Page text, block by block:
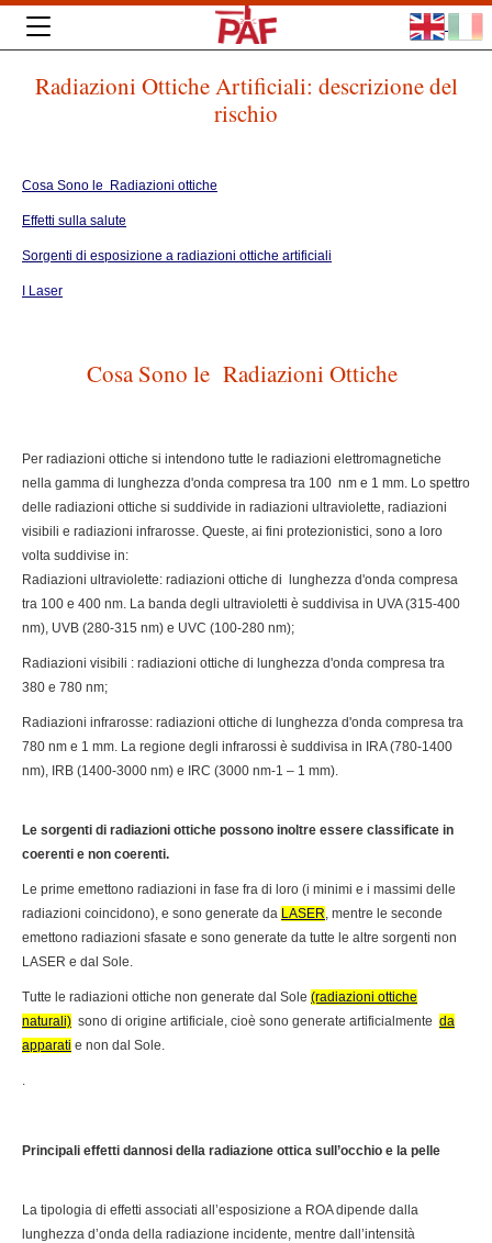
Radiazioni Ottiche Artificiali: descrizione del
rischio
Cosa Sono le Radiazioni ottiche
Effetti sulla salute
Sorgenti di esposizione a radiazioni ottiche artificiali
I Laser
Cosa Sono le Radiazioni Ottiche
Per radiazioni ottiche si intendono tutte le radiazioni elettromagnetiche
nella gamma di lunghezza d'onda compresa tra 100 nm e 1 mm. Lo spettro
delle radiazioni ottiche si suddivide in radiazioni ultraviolette, radiazioni
visibili e radiazioni infrarosse. Queste, ai fini protezionistici, sono a loro
volta suddivise in:
Radiazioni ultraviolette: radiazioni ottiche di lunghezza d'onda compresa
tra 100 e 400 nm. La banda degli ultravioletti è suddivisa in UVA (315-400
nm), UVB (280-315 nm) e UVC (100-280 nm);
Radiazioni visibili : radiazioni ottiche di lunghezza d'onda compresa tra
380 e 780 nm;
Radiazioni infrarosse: radiazioni ottiche di lunghezza d'onda compresa tra
780 nm e 1 mm. La regione degli infrarossi è suddivisa in IRA (780-1400
nm), IRB (1400-3000 nm) e IRC (3000 nm-1 – 1 mm).
Le sorgenti di radiazioni ottiche possono inoltre essere classificate in
coerenti e non coerenti.
Le prime emettono radiazioni in fase fra di loro (i minimi e i massimi delle
radiazioni coincidono), e sono generate da LASER, mentre le seconde
emettono radiazioni sfasate e sono generate da tutte le altre sorgenti non
LASER e dal Sole.
Tutte le radiazioni ottiche non generate dal Sole (radiazioni ottiche
naturali) sono di origine artificiale, cioè sono generate artificialmente da
apparati e non dal Sole.
.
Principali effetti dannosi della radiazione ottica sull’occhio e la pelle
La tipologia di effetti associati all’esposizione a ROA dipende dalla
lunghezza d’onda della radiazione incidente, mentre dall’intensità